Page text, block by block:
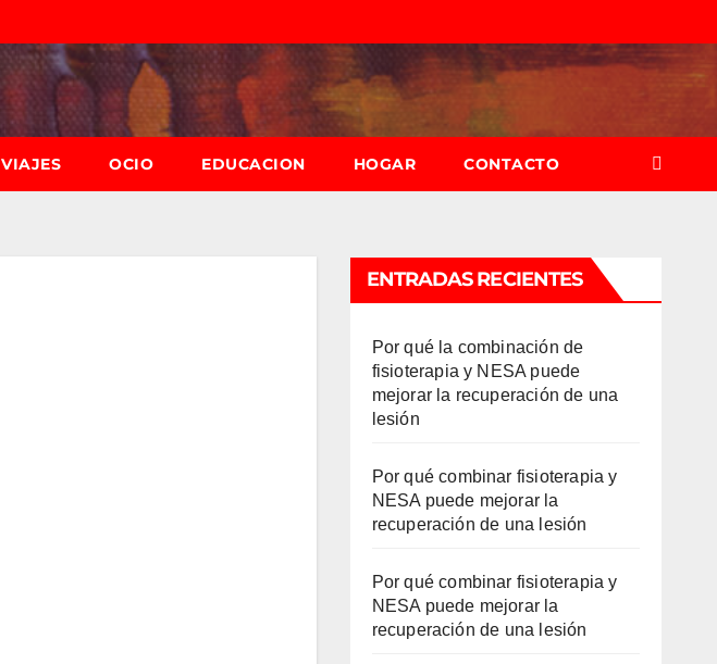
VIAJES OCIO EDUCACION HOGAR CONTACTO
ENTRADAS RECIENTES
Por qué la combinación de
fisioterapia y NESA puede
mejorar la recuperación de una
lesión
Por qué combinar fisioterapia y
NESA puede mejorar la
recuperación de una lesión
Por qué combinar fisioterapia y
NESA puede mejorar la
recuperación de una lesión